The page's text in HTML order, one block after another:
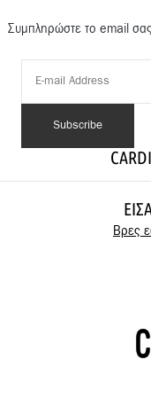
Συμπληρώστε το email
Βρες